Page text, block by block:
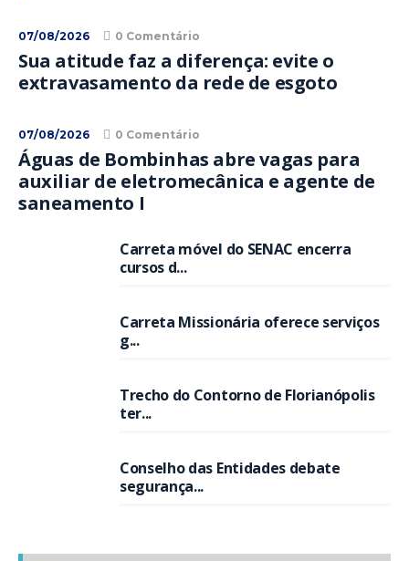
07/08/2026 0 Comentário
Sua atitude faz a diferença: evite o
extravasamento da rede de esgoto
07/08/2026 0 Comentário
Águas de Bombinhas abre vagas para
auxiliar de eletromecânica e agente de
saneamento I
Carreta móvel do SENAC encerra
cursos d...
Carreta Missionária oferece serviços
g...
Trecho do Contorno de Florianópolis
ter...
Conselho das Entidades debate
segurança...